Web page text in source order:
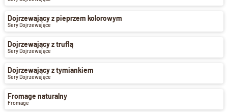
Dojrzewający z pieprzem kolorowym
Sery Dojrzewające
Dojrzewający z truflą
Sery Dojrzewające
Dojrzewający z tymiankiem
Sery Dojrzewające
Fromage naturalny
Fromage